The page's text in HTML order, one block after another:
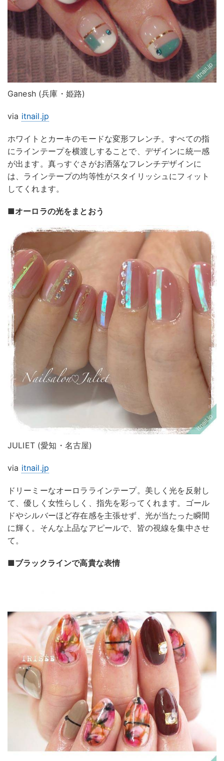
Ganesh (兵庫・姫路)
via itnail.jp
ホワイトとカーキのモードな変形フレンチ。すべての指
にラインテープを横渡しすることで、デザインに統一感
が出ます。真っすぐさがお洒落なフレンチデザインに
は、ラインテープの均等性がスタイリッシュにフィット
してくれます。
■オーロラの光をまとおう
JULIET (愛知・名古屋)
via itnail.jp
ドリーミーなオーロララインテープ。美しく光を反射し
て、優しく女性らしく、指先を彩ってくれます。ゴール
ドやシルバーほど存在感を主張せず、光が当たった瞬間
に輝く。そんな上品なアピールで、皆の視線を集中させ
て。
■ブラックラインで高貴な表情